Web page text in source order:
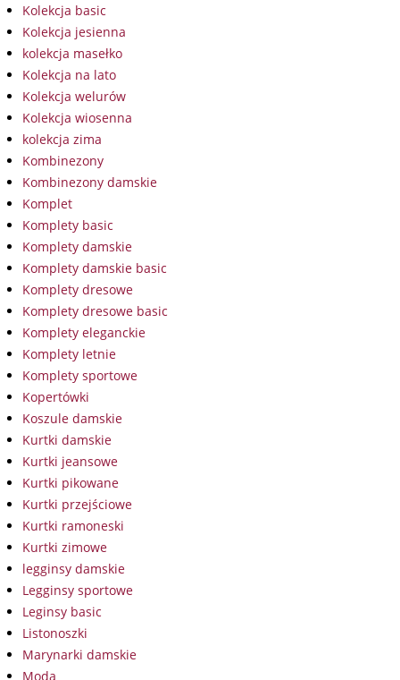
Kolekcja basic
Kolekcja jesienna
kolekcja masełko
Kolekcja na lato
Kolekcja welurów
Kolekcja wiosenna
kolekcja zima
Kombinezony
Kombinezony damskie
Komplet
Komplety basic
Komplety damskie
Komplety damskie basic
Komplety dresowe
Komplety dresowe basic
Komplety eleganckie
Komplety letnie
Komplety sportowe
Kopertówki
Koszule damskie
Kurtki damskie
Kurtki jeansowe
Kurtki pikowane
Kurtki przejściowe
Kurtki ramoneski
Kurtki zimowe
legginsy damskie
Legginsy sportowe
Leginsy basic
Listonoszki
Marynarki damskie
Moda